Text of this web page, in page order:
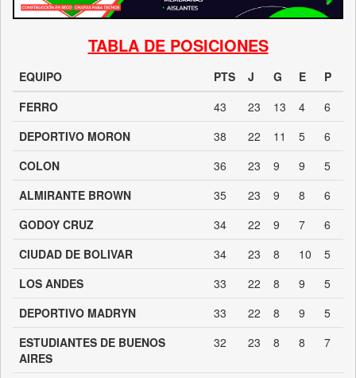
TABLA DE POSICIONES
EQUIPO PTS J G E
P
FERRO
43 23 13 4
6
DEPORTIVO MORON
38 22 11 5
6
COLON
36 23 9 9
5
ALMIRANTE BROWN
35 23 9 8
6
GODOY CRUZ
34 22 9 7
6
CIUDAD DE BOLIVAR
34 23 8 10
5
LOS ANDES
33 22 8 9
5
DEPORTIVO MADRYN
33 22 8 9
5
ESTUDIANTES DE BUENOS
AIRES
32 23 8 8 7